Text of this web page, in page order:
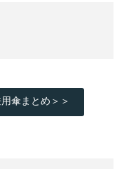
傘まとめ＞＞